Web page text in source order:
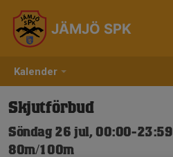
Kalender
JÄMJÖ SPK
Skjutförbud
Söndag 26 jul, 00:00-23:59
80m/100m